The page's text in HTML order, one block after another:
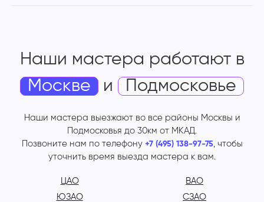
Наши мастера работают в
Москве
и Подмосковье
Наши мастера выезжают во все районы Москвы и
Подмосковья до 30км от МКАД.
Позвоните нам по телефону +7 (495) 138-97-75, чтобы
уточнить время выезда мастера к вам.
ЦАО
ЮЗАО
ВАО
СЗАО